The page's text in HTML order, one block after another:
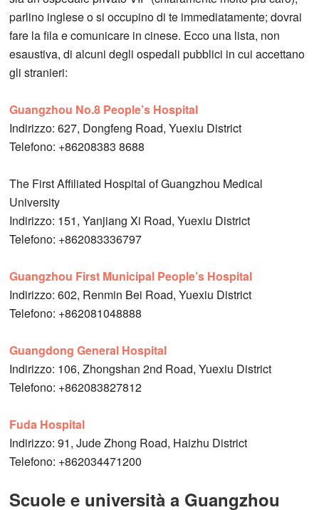
parlino inglese o si occupino di te immediatamente; dovrai
fare la fila e comunicare in cinese. Ecco una lista, non
esaustiva, di alcuni degli ospedali pubblici in cui accettano
gli stranieri:
Guangzhou No.8 People’s Hospital
Indirizzo: 627, Dongfeng Road, Yuexiu District
Telefono: +86208383 8688
The First Affiliated Hospital of Guangzhou Medical
University
Indirizzo: 151, Yanjiang Xi Road, Yuexiu District
Telefono: +862083336797
Guangzhou First Municipal People’s Hospital
Indirizzo: 602, Renmin Bei Road, Yuexiu District
Telefono: +862081048888
Guangdong General Hospital
Indirizzo: 106, Zhongshan 2nd Road, Yuexiu District
Telefono: +862083827812
Fuda Hospital
Indirizzo: 91, Jude Zhong Road, Haizhu District
Telefono: +862034471200
Scuole e università a Guangzhou